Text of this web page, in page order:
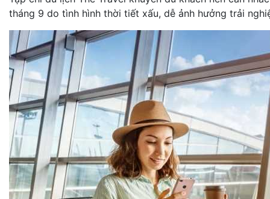
tháng 9 do tình hình thời tiết xấu, dễ ảnh hưởng trải